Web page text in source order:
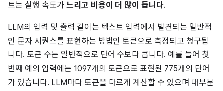
트는 실행 속도가 느리고 비용이 더 많이 듭니다.
LLM의 입력 및 출력 길이는 텍스트 입력에서 발견되는 일반적
인 문자 시퀀스를 표현하는 방법인 토큰으로 측정되고 청구됩
니다. 토큰 수는 일반적으로 단어 수보다 큽니다. 예를 들어 첫
번째 예의 입력에는 1097개의 토큰으로 표현된 775개의 단어
가 있습니다. LLM마다 토큰을 다르게 계산할 수 있으며 대부분